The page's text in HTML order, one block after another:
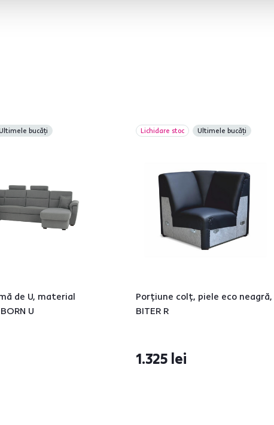
bucăți
de U, material
U
Lichidare stoc Ultimele bucăți
Porţiune colţ, piele eco neagră,
BITER R
1.325 lei